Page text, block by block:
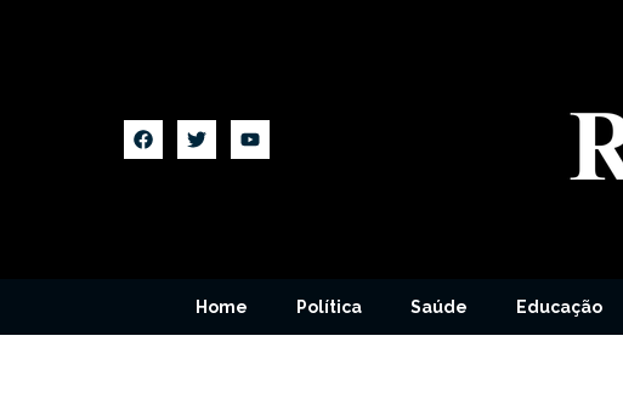
Home Política Saúde Educação